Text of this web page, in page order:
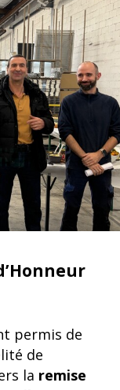
permis de
de
la remise